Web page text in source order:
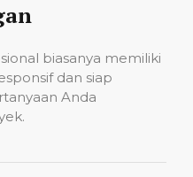
biasanya memiliki
dan siap
Anda